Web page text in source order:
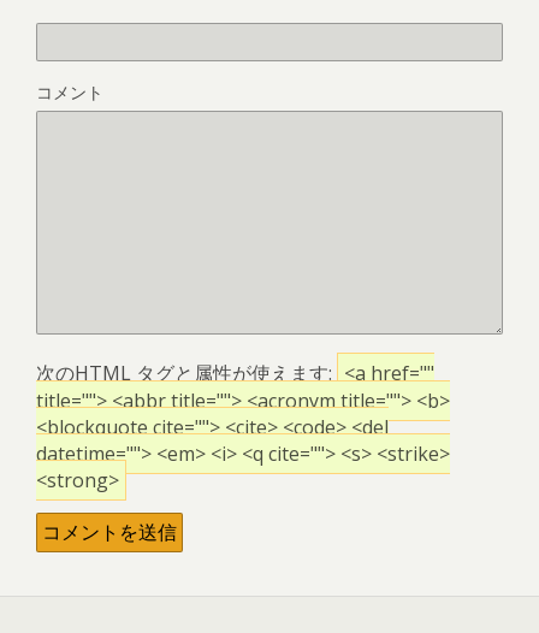
コメント
次のHTML タグと属性が使えます: <a href=""
title=""> <abbr title=""> <acronym title=""> <b>
<blockquote cite=""> <cite> <code> <del
datetime=""> <em> <i> <q cite=""> <s> <strike>
<strong>